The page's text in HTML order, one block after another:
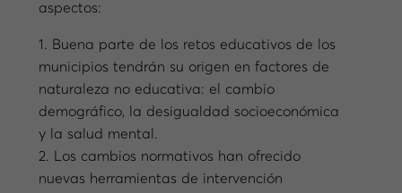
aspectos:
1. Buena parte de los retos educativos de los
municipios tendrán su origen en factores de
naturaleza no educativa: el cambio
demográfico, la desigualdad socioeconómica
y la salud mental.
2. Los cambios normativos han ofrecido
nuevas herramientas de intervención